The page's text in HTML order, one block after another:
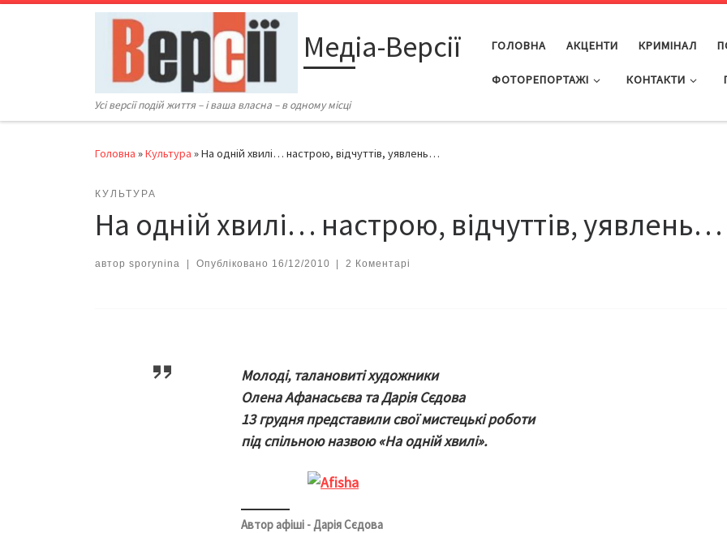
Перейти до вмісту
Медіа-Версії
Усі версії подій життя – і ваша власна – в одному місці
ГОЛОВНА АКЦЕНТИ КРИМІНАЛ
ФОТОРЕПОРТАЖІ КОНТАКТИ
Головна »Культура »На одній хвилі… настрою, відчуттів, уявлень…
КУЛЬТУРА
На одній хвилі… настрою, відчуттів, уявлень…
автор sporynina Опубліковано 16/12/2010 2 Коментарі
Молоді, талановиті художники
Олена Афанасьєва та Дарія Сєдова
13 грудня представили свої мистецькі роботи
під спільною назвою «На одній хвилі».
Автор афіші - Дарія Сєдова